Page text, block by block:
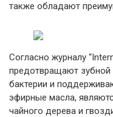
также обладают
Согласно журналу
предотвращают зубной
бактерии и
эфирные масла,
чайного дерева и